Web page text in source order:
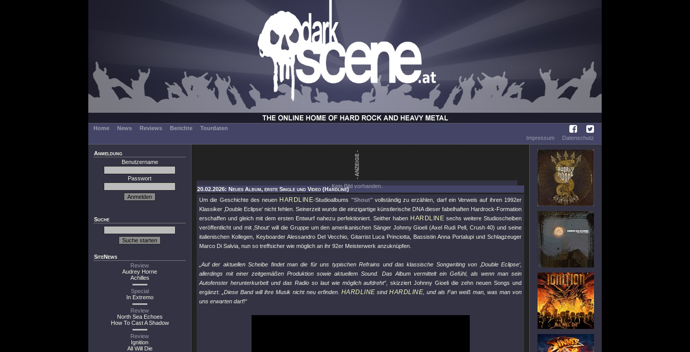
Home News Reviews Berichte
Tourdaten
Impressum
Datenschutz
Anmeldung
Benutzername
Passwort
Suche
SiteNews
Review
Audrey Horne
Achilles
Special
In Extremo
Review
North Sea Echoes
How To Cast A Shadow
Review
Ignition
All Will Die
Kein Bild vorhanden.
20.02.2026: Neues Album, erste Single und Video (Hardline)
Um die Geschichte des neuen HARDLINE-Studioalbums "Shout"vollständig zu erzählen, darf ein Verweis auf ihren 1992er
Klassiker ‚Double Eclipse‘ nicht fehlen. Seinerzeit wurde die einzigartige künstlerische DNA dieser fabelhaften Hardrock-Formation
erschaffen und gleich mit dem ersten Entwurf nahezu perfektioniert. Seither haben HARDLINE sechs weitere Studioscheiben
veröffentlicht und mit ‚Shout‘ will die Gruppe um den amerikanischen Sänger Johnny Gioeli (Axel Rudi Pell, Crush 40) und seine
italienischen Kollegen, Keyboarder Alessandro Del Vecchio, Gitarrist Luca Princiotta, Bassistin Anna Portalupi und Schlagzeuger
Marco Di Salvia, nun so treffsicher wie möglich an ihr 92er Meisterwerk anzuknüpfen.
„Auf der aktuellen Scheibe findet man die für uns typischen Refrains und das klassische Songwriting von ‚Double Eclipse‘,
allerdings mit einer zeitgemäßen Produktion sowie aktuellem Sound. Das Album vermittelt ein Gefühl, als wenn man sein
Autofenster herunterkurbelt und das Radio so laut wie möglich aufdreht“ , skizziert Johnny Gioeli die zehn neuen Songs und
ergänzt:
„Diese Band will ihre Musik nicht neu erfinden. HARDLINE sindHARDLINE , und als Fan weiß man, was man von
uns erwarten darf!“